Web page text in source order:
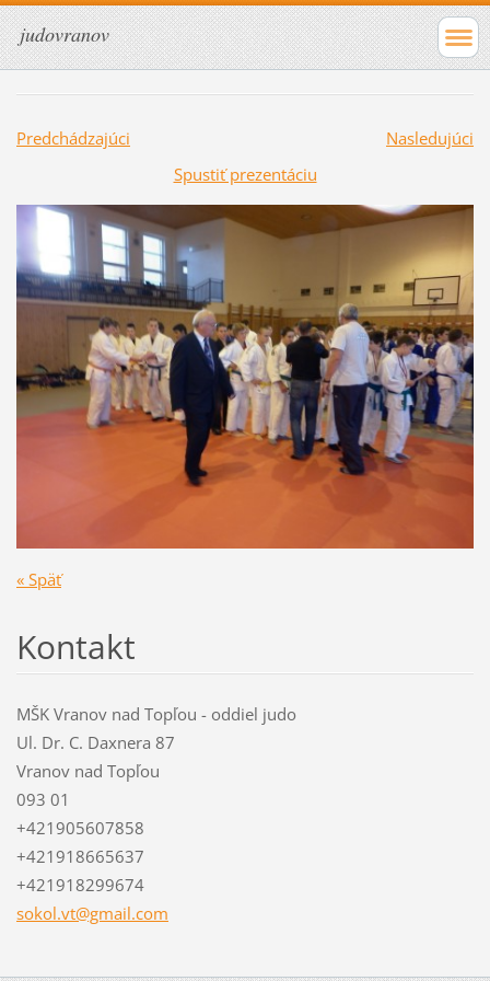
judovranov
Predchádzajúci
Nasledujúci
Spustiť prezentáciu
« Späť
Kontakt
MŠK Vranov nad Topľou - oddiel judo
Ul. Dr. C. Daxnera 87
Vranov nad Topľou
093 01
+421905607858
+421918665637
+421918299674
sokol.vt@gmail.com